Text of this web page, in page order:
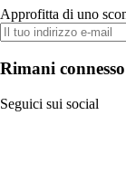
Approfitta di uno
Rimani connesso
Seguici sui social